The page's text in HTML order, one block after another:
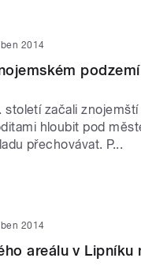
2014
století začali
hloubit pod
přechovávat. P...
2014
areálu v Lipníku